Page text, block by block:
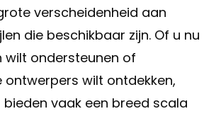
verscheidenheid aan
die beschikbaar zijn. Of u nu
wilt ondersteunen of
ontwerpers wilt ontdekken,
bieden vaak een breed scala